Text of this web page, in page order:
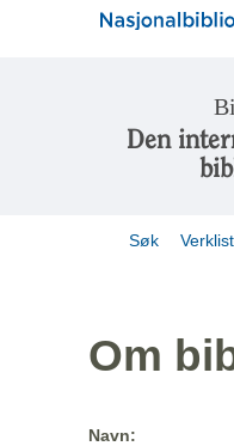
Den
Søk
Om
Navn: